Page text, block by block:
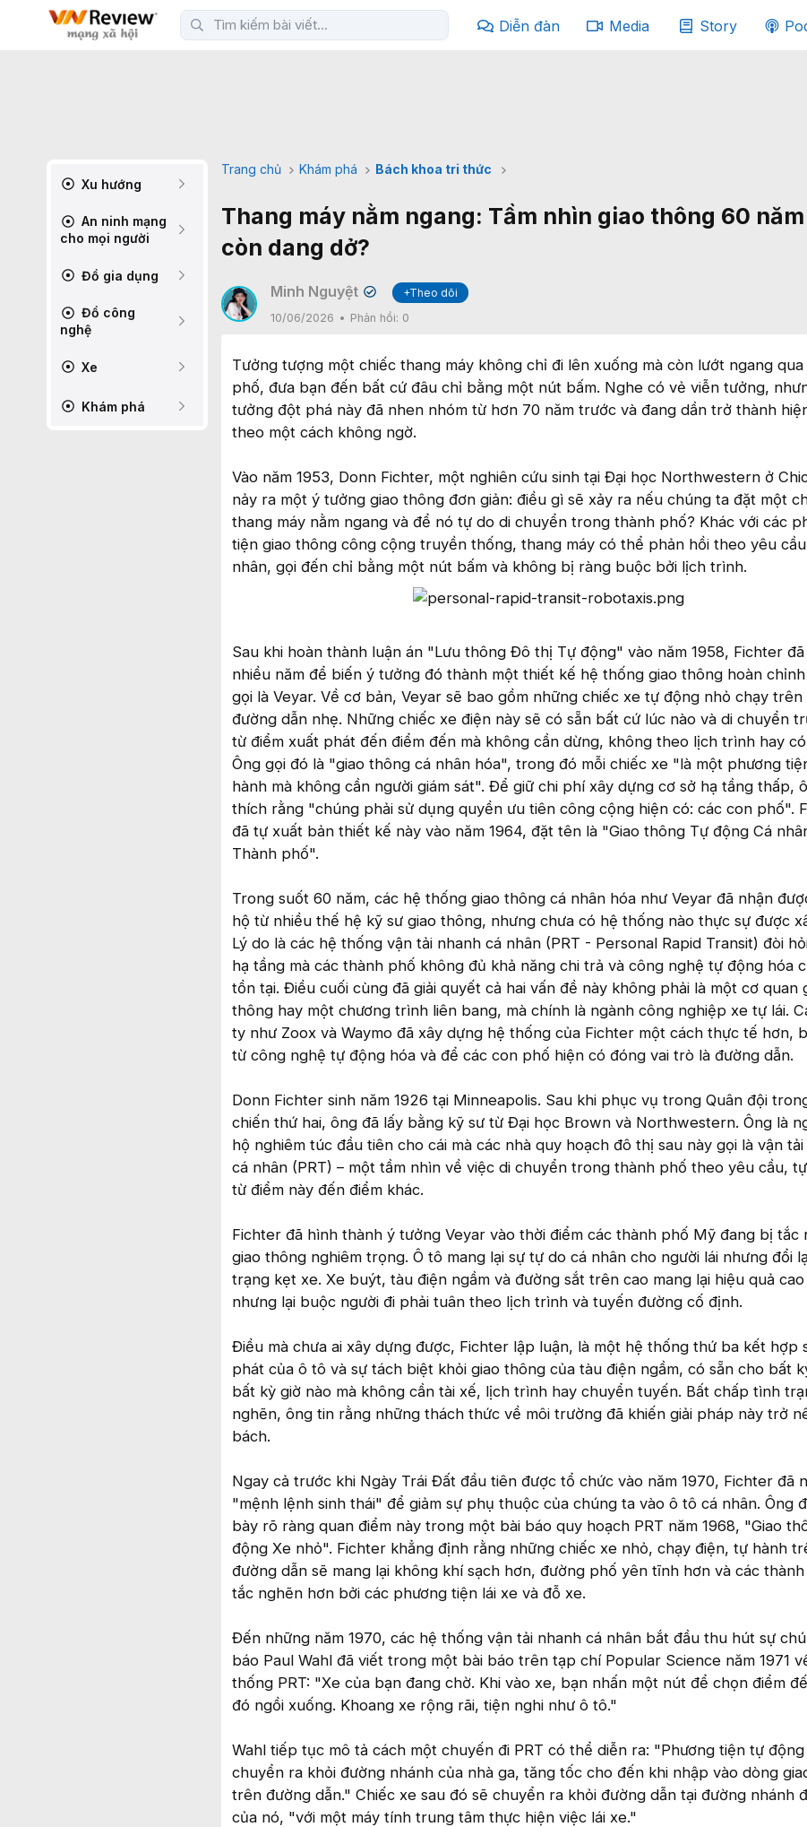
Diễn đàn Media Story
Xu hướng
An ninh mạng
cho mọi người
Đồ gia dụng
Đồ công
nghệ
Xe
Khám phá
Trang chủ Khám phá Bách khoa tri thức
Thang máy nằm ngang: Tầm nhìn giao thông 60
còn dang dở?
Minh Nguyệt ✔
+Theo dõi
10/06/2026
Phản hồi: 0
Tưởng tượng một chiếc thang máy không chỉ đi lên xuống mà còn lướt ngang
phố, đưa bạn đến bất cứ đâu chỉ bằng một nút bấm. Nghe có vẻ viễn tưởng,
tưởng đột phá này đã nhen nhóm từ hơn 70 năm trước và đang dần trở thành
theo một cách không ngờ.
Vào năm 1953, Donn Fichter, một nghiên cứu sinh tại Đại học Northwestern ở
nảy ra một ý tưởng giao thông đơn giản: điều gì sẽ xảy ra nếu chúng ta đặt một
thang máy nằm ngang và để nó tự do di chuyển trong thành phố? Khác với các
tiện giao thông công cộng truyền thống, thang máy có thể phản hồi theo yêu
nhân, gọi đến chỉ bằng một nút bấm và không bị ràng buộc bởi lịch trình.
Sau khi hoàn thành luận án "Lưu thông Đô thị Tự động" vào năm 1958, Fichter
nhiều năm để biến ý tưởng đó thành một thiết kế hệ thống giao thông hoàn
gọi là Veyar. Về cơ bản, Veyar sẽ bao gồm những chiếc xe tự động nhỏ chạy trên
đường dẫn nhẹ. Những chiếc xe điện này sẽ có sẵn bất cứ lúc nào và di chuyển
từ điểm xuất phát đến điểm đến mà không cần dừng, không theo lịch trình hay
Ông gọi đó là "giao thông cá nhân hóa", trong đó mỗi chiếc xe "là một phương
hành mà không cần người giám sát". Để giữ chi phí xây dựng cơ sở hạ tầng thấp,
thích rằng "chúng phải sử dụng quyền ưu tiên công cộng hiện có: các con phố".
đã tự xuất bản thiết kế này vào năm 1964, đặt tên là "Giao thông Tự động Cá
Thành phố".
Trong suốt 60 năm, các hệ thống giao thông cá nhân hóa như Veyar đã nhận
hộ từ nhiều thế hệ kỹ sư giao thông, nhưng chưa có hệ thống nào thực sự được
Lý do là các hệ thống vận tải nhanh cá nhân (PRT - Personal Rapid Transit) đòi
hạ tầng mà các thành phố không đủ khả năng chi trả và công nghệ tự động hóa
tồn tại. Điều cuối cùng đã giải quyết cả hai vấn đề này không phải là một cơ quan
thông hay một chương trình liên bang, mà chính là ngành công nghiệp xe tự lái.
ty như Zoox và Waymo đã xây dựng hệ thống của Fichter một cách thực tế hơn,
từ công nghệ tự động hóa và để các con phố hiện có đóng vai trò là đường dẫn.
Donn Fichter sinh năm 1926 tại Minneapolis. Sau khi phục vụ trong Quân đội
chiến thứ hai, ông đã lấy bằng kỹ sư từ Đại học Brown và Northwestern. Ông là
hộ nghiêm túc đầu tiên cho cái mà các nhà quy hoạch đô thị sau này gọi là vận
cá nhân (PRT) – một tầm nhìn về việc di chuyển trong thành phố theo yêu cầu,
từ điểm này đến điểm khác.
Fichter đã hình thành ý tưởng Veyar vào thời điểm các thành phố Mỹ đang bị tắc
giao thông nghiêm trọng. Ô tô mang lại sự tự do cá nhân cho người lái nhưng đổi
trạng kẹt xe. Xe buýt, tàu điện ngầm và đường sắt trên cao mang lại hiệu quả
nhưng lại buộc người đi phải tuân theo lịch trình và tuyến đường cố định.
Điều mà chưa ai xây dựng được, Fichter lập luận, là một hệ thống thứ ba kết hợp
phát của ô tô và sự tách biệt khỏi giao thông của tàu điện ngầm, có sẵn cho bất
bất kỳ giờ nào mà không cần tài xế, lịch trình hay chuyển tuyến. Bất chấp tình
nghẽn, ông tin rằng những thách thức về môi trường đã khiến giải pháp này trở
bách.
Ngay cả trước khi Ngày Trái Đất đầu tiên được tổ chức vào năm 1970, Fichter đã
"mệnh lệnh sinh thái" để giảm sự phụ thuộc của chúng ta vào ô tô cá nhân. Ông
bày rõ ràng quan điểm này trong một bài báo quy hoạch PRT năm 1968, "Giao
động Xe nhỏ". Fichter khẳng định rằng những chiếc xe nhỏ, chạy điện, tự hành
đường dẫn sẽ mang lại không khí sạch hơn, đường phố yên tĩnh hơn và các
tắc nghẽn hơn bởi các phương tiện lái xe và đỗ xe.
Đến những năm 1970, các hệ thống vận tải nhanh cá nhân bắt đầu thu hút sự
báo Paul Wahl đã viết trong một bài báo trên tạp chí Popular Science năm 1971
thống PRT: "Xe của bạn đang chờ. Khi vào xe, bạn nhấn một nút để chọn điểm
đó ngồi xuống. Khoang xe rộng rãi, tiện nghi như ô tô."
Wahl tiếp tục mô tả cách một chuyến đi PRT có thể diễn ra: "Phương tiện tự động
chuyển ra khỏi đường nhánh của nhà ga, tăng tốc cho đến khi nhập vào dòng
trên đường dẫn." Chiếc xe sau đó sẽ chuyển ra khỏi đường dẫn tại đường nhánh
của nó, "với một máy tính trung tâm thực hiện việc lái xe."